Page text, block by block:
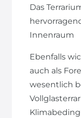
Das
Innenraum
Ebenfalls
auch als
wesentlich